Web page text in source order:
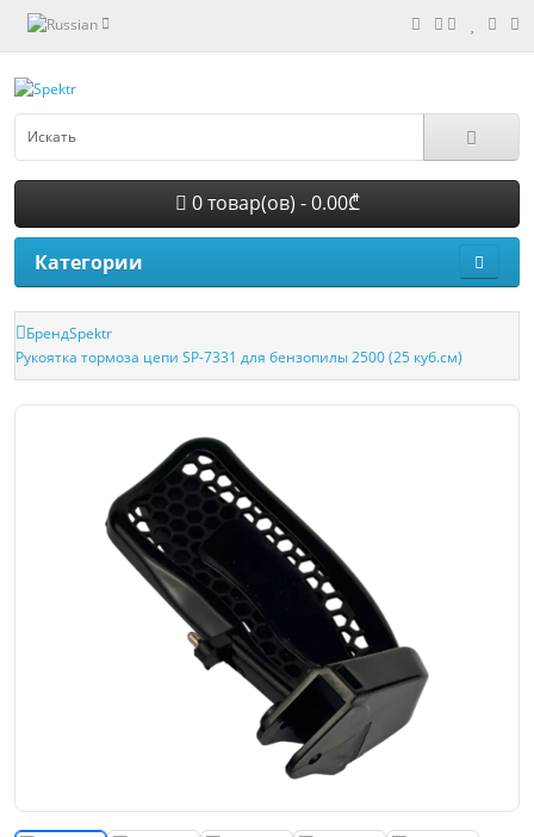
0 товар(ов) - 0.00₾
Категории
БрендSpektr
Рукоятка тормоза цепи SP-7331 для бензопилы 2500 (25 куб.см)